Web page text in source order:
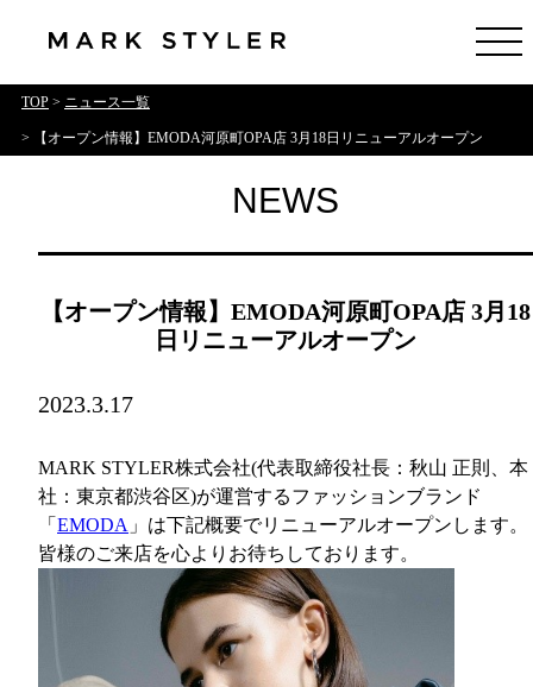
TOP > ニュース一覧
> 【オープン情報】EMODA河原町OPA店 3月18日リニューアルオープン
NEWS
【オープン情報】EMODA河原町OPA店 3月18
日リニューアルオープン
2023.3.17
MARK STYLER株式会社(代表取締役社長：秋山 正則、本
社：東京都渋谷区)が運営するファッションブランド
「 EMODA 」は下記概要でリニューアルオープンします。
皆様のご来店を心よりお待ちしております。